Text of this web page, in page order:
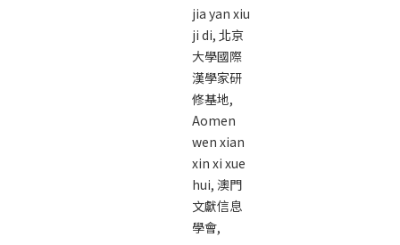
jia yan xiu
ji di, 北京
大學國際
漢學家研
修基地,
Aomen
wen xian
xin xi xue
hui, 澳門
文獻信息
學會,